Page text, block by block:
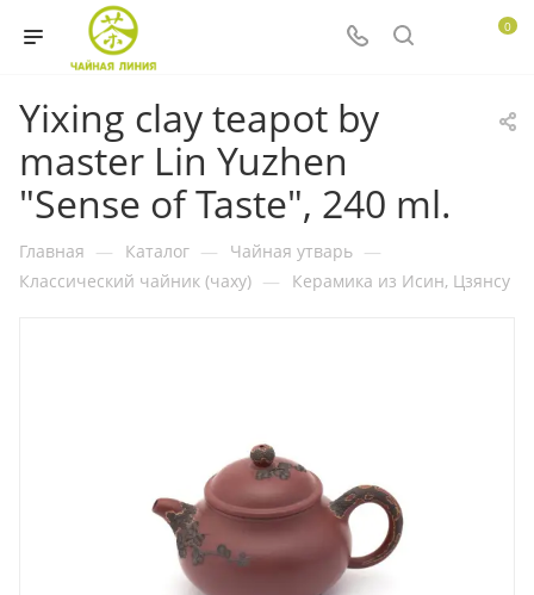
0
Yixing clay teapot by
master Lin Yuzhen
"Sense of Taste", 240 ml.
Главная — Каталог — Чайная утварь —
Классический чайник (чаху) — Керамика из Исин, Цзянсу